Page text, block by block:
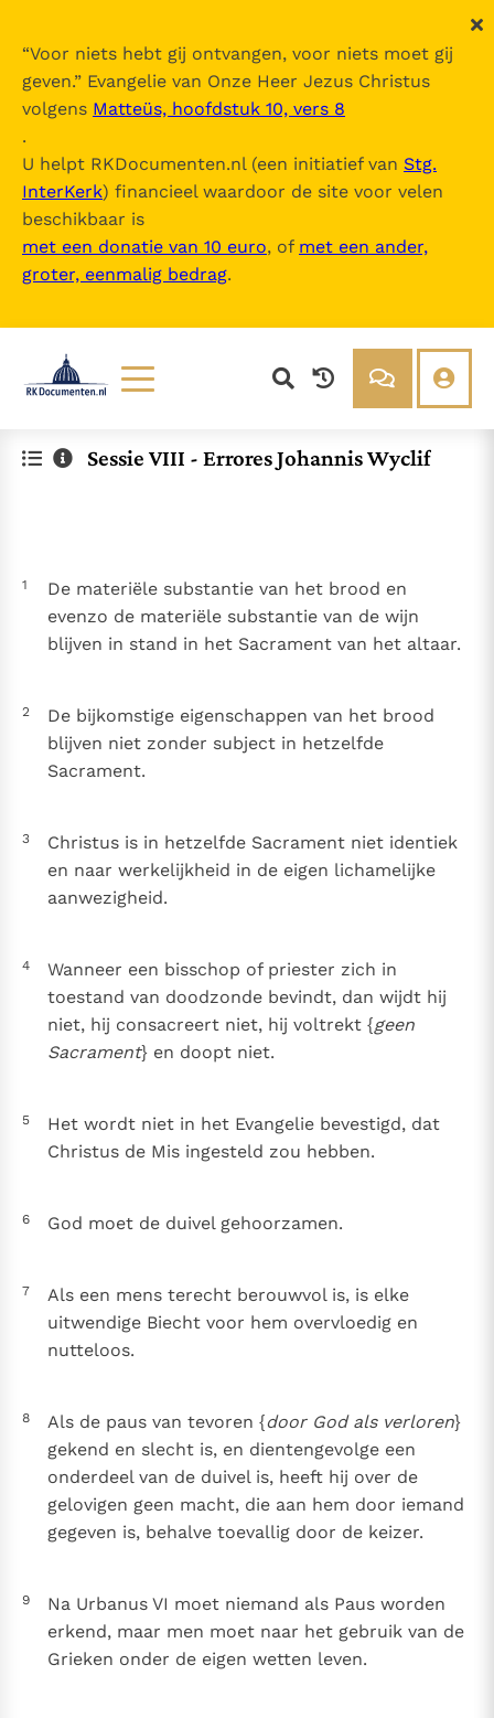
“Voor niets hebt gij ontvangen, voor niets moet gij
geven.” Evangelie van Onze Heer Jezus Christus
volgens Matteüs, hoofdstuk 10, vers 8
.
U helpt RKDocumenten.nl (een initiatief van Stg.
InterKerk) financieel waardoor de site voor velen
beschikbaar is
met een donatie van 10 euro, of met een ander,
groter, eenmalig bedrag.
Documenten
Denzinger
Over RK Documenten
Gebruiksvoorwaarden
Nieuwste Documenten
In Christus wordt onze honger vervuld
Leer de kostbare parel van Gods koninkrijk te
herkennen
Gods Koninkrijk groeit stilletjes door liefde, niet door
heiligheid
Berichten
Het Vaticaan publiceert een nieuwe Latijnse uitgave
Paus spreekt het Wereldvoedselprogramma toe
Paus Leo XIV in Pavia: "De stad is zowel een gave als
een taak"
Paus in Pavia: St. Augustinus toont ons de noodzaak om
"naar het innerlijk" toe te keren.
kerkelijke documenten van de Rooms
Katholieke Kerk in het Nederlands beschikbaar
Sessie VIII - Errores Johannis Wyclif
1
De materiële substantie van het brood en
evenzo de materiële substantie van de wijn
blijven in stand in het Sacrament van het altaar.
2
De bijkomstige eigenschappen van het brood
blijven niet zonder subject in hetzelfde
Sacrament.
3
Christus is in hetzelfde Sacrament niet identiek
en naar werkelijkheid in de eigen lichamelijke
aanwezigheid.
4
Wanneer een bisschop of priester zich in
toestand van doodzonde bevindt, dan wijdt hij
niet, hij consacreert niet, hij voltrekt {geen
Sacrament} en doopt niet.
5
Het wordt niet in het Evangelie bevestigd, dat
Christus de Mis ingesteld zou hebben.
6 God moet de duivel gehoorzamen.
7
Als een mens terecht berouwvol is, is elke
uitwendige Biecht voor hem overvloedig en
nutteloos.
8 Als de paus van tevoren {door God als verloren}
gekend en slecht is, en dientengevolge een
onderdeel van de duivel is, heeft hij over de
gelovigen geen macht, die aan hem door iemand
gegeven is, behalve toevallig door de keizer.
9
Na Urbanus VI moet niemand als Paus worden
erkend, maar men moet naar het gebruik van de
Grieken onder de eigen wetten leven.